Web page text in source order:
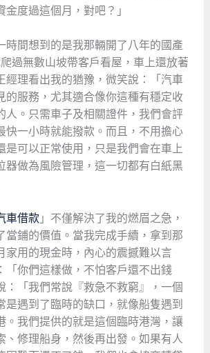
度過這個月，對吧？」
時間想到的是我那輛開了八年的國產
過無數山坡帶客戶看屋，車上還放著
經理看出我的猶豫，微笑說：「汽車
的服務，尤其適合像你這種有穩定收
人。只需車子及相關證件，我們會評
快一小時就能撥款。而且，不用擔心
是可以正常使用，只是我們會在車上
器做為風險管理，這一切都有白紙黑
車借款」不僅解決了我的燃眉之急，
當鋪的價值。當我完成手續，拿到那
家用的現金時，內心的震撼難以言
「你們這樣做，不怕客戶還不出錢
：「我們常說『救急不救窮』，一個
是遇到了臨時的缺口，就像船隻遇到
。我們提供的就是這個臨時港灣，讓
、修理船身，然後再出發。如果有人